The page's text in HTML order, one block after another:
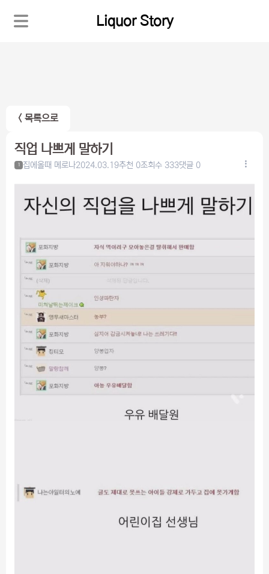
Liquor Story
< 목록으로
직업 나쁘게 말하기
1 집에올때 메로나2024.03.19추천 0조회수 333댓글 0